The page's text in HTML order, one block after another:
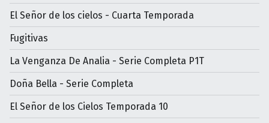
El Señor de los cielos - Cuarta Temporada
Fugitivas
La Venganza De Analia - Serie Completa P1T
Doña Bella - Serie Completa
El Señor de los Cielos Temporada 10